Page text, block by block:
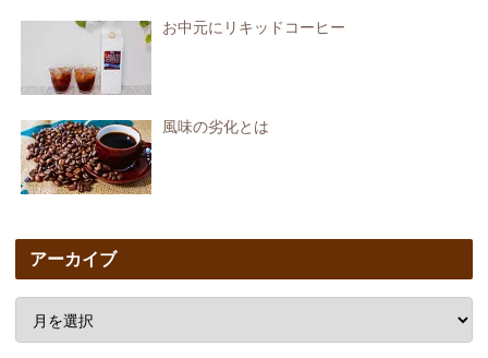
お中元にリキッドコーヒー
風味の劣化とは
アーカイブ